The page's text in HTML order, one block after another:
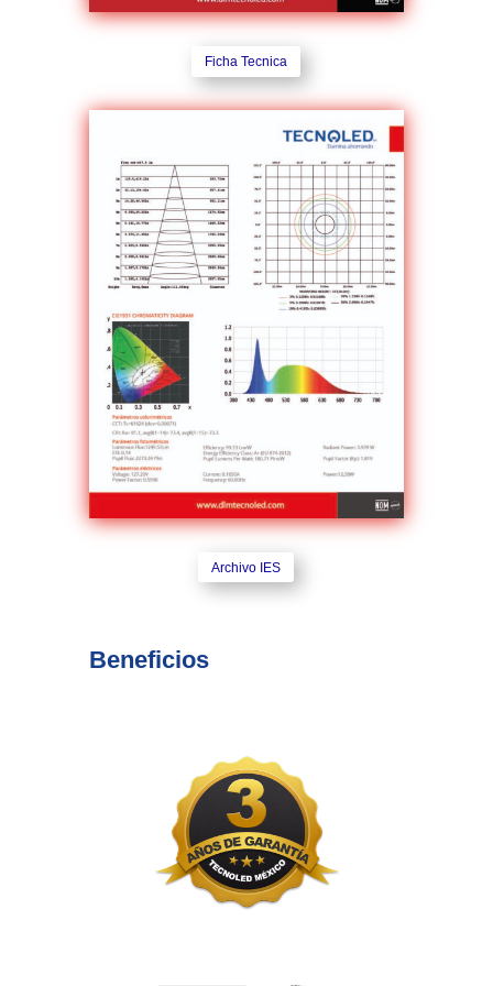
Ficha Tecnica
Archivo IES
Beneficios